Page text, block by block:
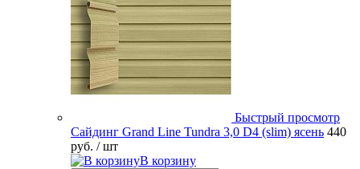
Быстрый просмотр
Сайдинг Grand Line Tundra 3,0 D4 (slim) ясень 440
руб. / шт
В корзину